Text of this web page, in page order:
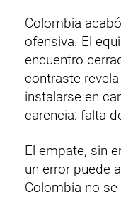
Colombia
ofensiva. El
encuentro
contraste
instalarse en
carencia: falta
El empate, sin
un error puede
Colombia no